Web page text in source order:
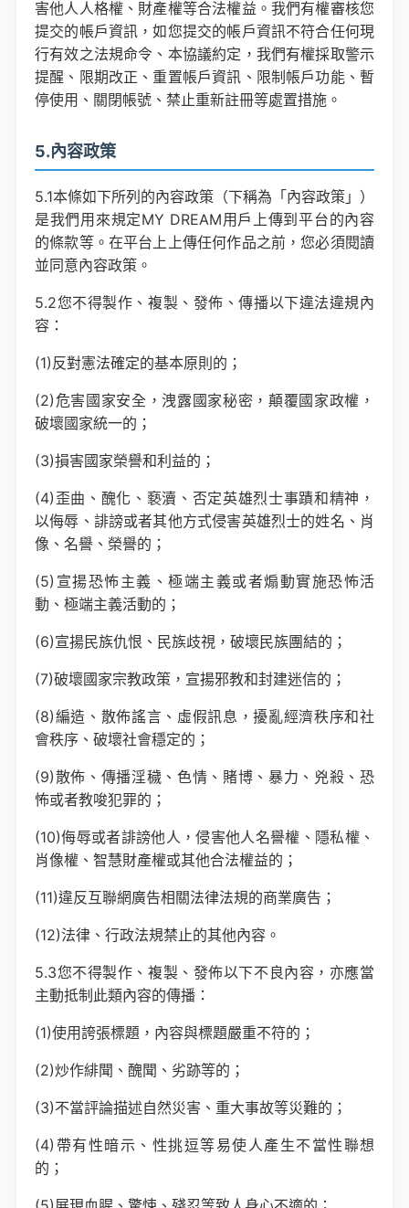
害他人人格權、財產權等合法權益。我們有權審核您
提交的帳戶資訊，如您提交的帳戶資訊不符合任何現
行有效之法規命令、本協議約定，我們有權採取警示
提醒、限期改正、重置帳戶資訊、限制帳戶功能、暫
停使用、關閉帳號、禁止重新註冊等處置措施。
5.內容政策
5.1本條如下所列的內容政策（下稱為「內容政策」）
是我們用來規定MY DREAM用戶上傳到平台的內容
的條款等。在平台上上傳任何作品之前，您必須閱讀
並同意內容政策。
5.2您不得製作、複製、發佈、傳播以下違法違規內
容：
(1)反對憲法確定的基本原則的；
(2)危害國家安全，洩露國家秘密，顛覆國家政權，
破壞國家統一的；
(3)損害國家榮譽和利益的；
(4)歪曲、醜化、褻瀆、否定英雄烈士事蹟和精神，
以侮辱、誹謗或者其他方式侵害英雄烈士的姓名、肖
像、名譽、榮譽的；
(5)宣揚恐怖主義、極端主義或者煽動實施恐怖活
動、極端主義活動的；
(6)宣揚民族仇恨、民族歧視，破壞民族團結的；
(7)破壞國家宗教政策，宣揚邪教和封建迷信的；
(8)編造、散佈謠言、虛假訊息，擾亂經濟秩序和社
會秩序、破壞社會穩定的；
(9)散佈、傳播淫穢、色情、賭博、暴力、兇殺、恐
怖或者教唆犯罪的；
(10)侮辱或者誹謗他人，侵害他人名譽權、隱私權、
肖像權、智慧財產權或其他合法權益的；
(11)違反互聯網廣告相關法律法規的商業廣告；
(12)法律、行政法規禁止的其他內容。
5.3您不得製作、複製、發佈以下不良內容，亦應當
主動抵制此類內容的傳播：
(1)使用誇張標題，內容與標題嚴重不符的；
(2)炒作緋聞、醜聞、劣跡等的；
(3)不當評論描述自然災害、重大事故等災難的；
(4)帶有性暗示、性挑逗等易使人產生不當性聯想
的；